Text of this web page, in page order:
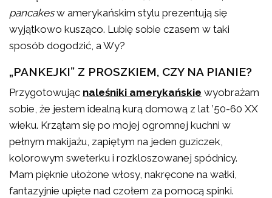
pancakesw amerykańskim stylu prezentują się
wyjątkowo kusząco. Lubię sobie czasem w taki
sposób dogodzić, a Wy?
„PANKEJKI” Z PROSZKIEM, CZY NA PIANIE?
Przygotowując naleśniki amerykańskie wyobrażam
sobie, że jestem idealną kurą domową z lat ’50-60 XX
wieku. Krzątam się po mojej ogromnej kuchni w
pełnym makijażu, zapiętym na jeden guziczek,
kolorowym sweterku i rozkloszowanej spódnicy.
Mam pięknie ułożone włosy, nakręcone na wałki,
fantazyjnie upięte nad czołem za pomocą spinki.